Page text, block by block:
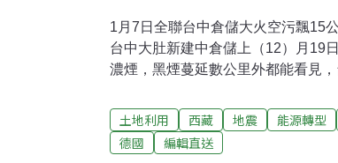
1月7日全聯台中倉儲大火空污飄15
台中大肚新建中倉儲上（12）月19
濃煙，黑煙蔓延數公里外都能看見
400公尺內的PM2.5濃度最高飆到
及異味污染物散布於空氣最遠影響
距離15公里之遠。（自由時報報導
土地利用 西藏 地震 能源轉型
德國
編輯直送